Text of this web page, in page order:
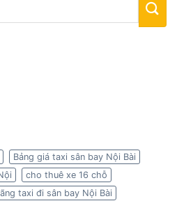
Bảng giá taxi sân bay Nội Bài
cho thuê xe 16 chỗ
taxi đi sân bay Nội Bài